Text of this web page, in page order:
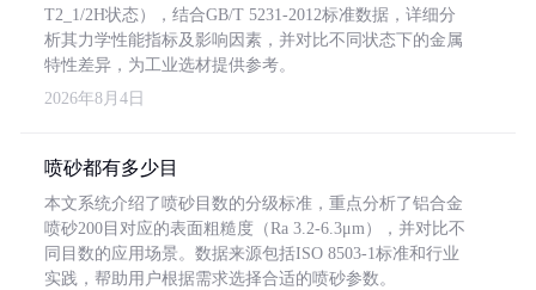
T2_1/2H状态），结合GB/T 5231-2012标准数据，详细分
析其力学性能指标及影响因素，并对比不同状态下的金属
特性差异，为工业选材提供参考。
2026年8月4日
喷砂都有多少目
本文系统介绍了喷砂目数的分级标准，重点分析了铝合金
喷砂200目对应的表面粗糙度（Ra 3.2-6.3μm），并对比不
同目数的应用场景。数据来源包括ISO 8503-1标准和行业
实践，帮助用户根据需求选择合适的喷砂参数。